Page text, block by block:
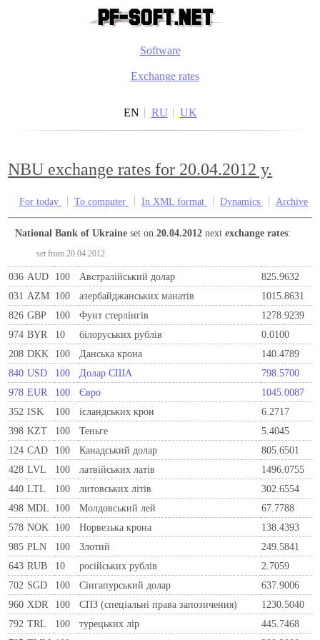
Software
Exchange rates
EN RU UK
NBU exchange rates for 20.04.2012 y.
For today To computer In XML format Dynamics Archive
National Bank of Ukraine set on20.04.2012 nextexchange rates:
set from 20.04.2012
036 AUD 100 Австралійський долар
825.9632
031 AZM 100 азербайджанських манатів
1015.8631
826 GBP 100 Фунт стерлінгів
1278.9239
974 BYR 10 білоруських рублів
0.0100
208 DKK 100 Данська крона
140.4789
840 USD 100 Долар США
798.5700
978 EUR 100 Євро
1045.0087
352 ISK 100 ісландських крон
6.2717
398 KZT 100 Теньге
5.4045
124 CAD 100 Канадський долар
805.6501
428 LVL 100 латвійських латів
1496.0755
440 LTL 100 литовських літів
302.6554
498 MDL 100 Молдовський лей
67.7788
578 NOK 100 Норвезька крона
138.4393
985 PLN 100 Злотий
249.5841
643 RUB 10 російських рублів
2.7059
702 SGD 100 Сінгапурський долар
637.9006
960 XDR 100 СПЗ (спеціальні права запозичення)
1230.5040
792 TRL 100 турецьких лір
445.7468